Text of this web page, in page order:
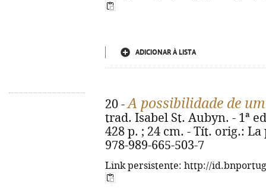
ADICIONAR À LISTA
20 -A possibilidade de
trad. Isabel St. Aubyn. - 1ª
428 p. ; 24 cm. - Tít. orig.:
978-989-665-503-7
Link persistente: http://